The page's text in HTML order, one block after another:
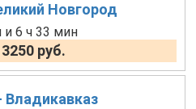
Новгород
и 6 ч 33 мин
руб.
Владикавказ